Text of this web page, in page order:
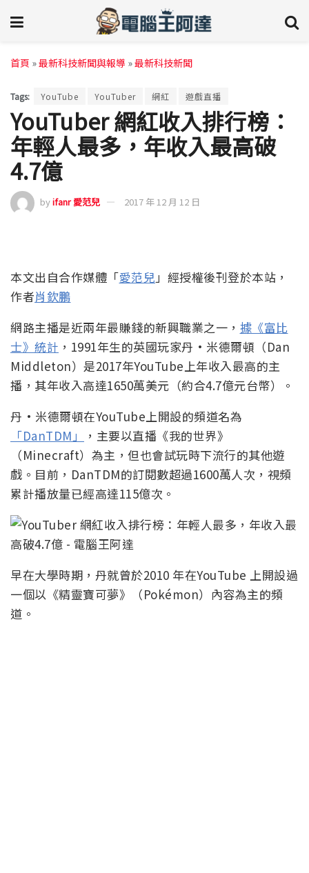
首頁 »最新科技新聞與報導 »最新科技新聞
Tags: YouTube YouTuber 網紅 遊戲直播
YouTuber 網紅收入排行榜：
年輕人最多，年收入最高破
4.7億
byifanr 愛范兒 2017 年 12 月 12 日
本文出自合作媒體「愛范兒」經授權後刊登於本站，
作者肖欽鵬
網路主播是近兩年最賺錢的新興職業之一， 據《富比
士》統計 ，1991年生的英國玩家丹·米德爾頓（Dan
Middleton）是2017年YouTube上年收入最高的主
播，其年收入高達1650萬美元（約合4.7億元台幣）。
丹·米德爾頓在YouTube上開設的頻道名為
「DanTDM」
，主要以直播《我的世界》
（Minecraft）為主，但也會試玩時下流行的其他遊
戲。目前，DanTDM的訂閱數超過1600萬人次，視頻
累計播放量已經高達115億次。
早在大學時期，丹就曾於2010 年在YouTube 上開設過
一個以《精靈寶可夢》（Pokémon）內容為主的頻
道。